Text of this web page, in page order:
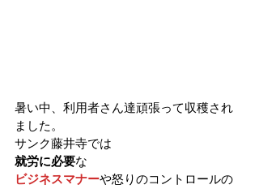
暑い中、利用者さん達頑張って収穫され
ました。
サンク藤井寺では
就労に必要な
ビジネスマナーや怒りのコントロールの